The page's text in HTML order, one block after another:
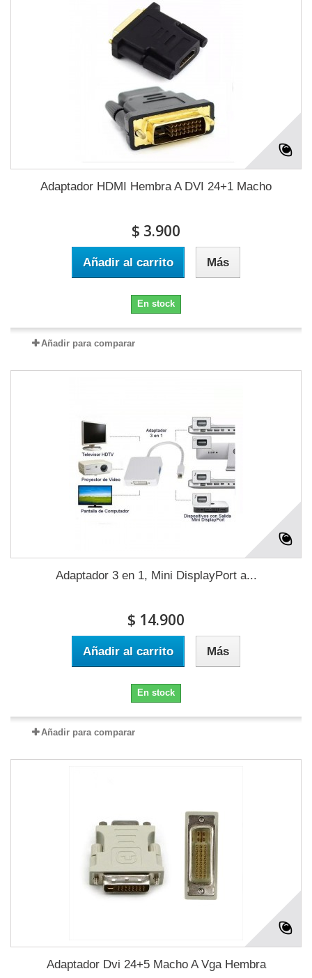
Adaptador HDMI Hembra A DVI 24+1 Macho
$ 3.900
Añadir al carrito Más
En stock
Añadir para comparar
Adaptador 3 en 1, Mini DisplayPort a...
$ 14.900
Añadir al carrito Más
En stock
Añadir para comparar
Adaptador Dvi 24+5 Macho A Vga Hembra